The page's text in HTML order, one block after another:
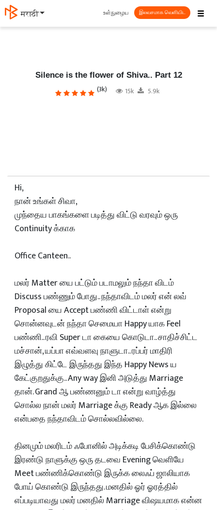
मराठी ☰
உள்நுழைய இலவசமாக வெளியிட
Silence is the flower of Shiva.. Part 12
(3k) 15k 5.9k
Hi,
நான் உங்கள் சிவா,
முந்தைய பாகங்களை படித்து விட்டு வரவும் ஒரு
Continuity க்காக
Office Canteen..
மலர் Matter யை பட்டும் படாமலும் நந்தா விடம்
Discuss பண்ணும் போது.. நந்தாவிடம் மலர் என் லவ்
Proposal யை Accept பண்ணி விட்டாள் என்று
சொன்னவுடன் நந்தா செமையா Happy யாக Feel
பண்ணி.. ரவி Super டா கையை கொடுடா.. சாதிச்சிட்ட
மச்சான், யப்பா எவ்வளவு நாளுடா.. ரப்பர் மாதிரி
இழுத்து கிட்டே இருந்தது இந்த Happy News ய
கேட்குறதுக்கு.. Any way இனி அடுத்து Marriage
தான். Grand ஆ பண்ணனும் டா என்று வாழ்த்து
சொல்ல நான் மலர் Marriage க்கு Ready ஆக இல்லை
என்பதை நந்தாவிடம் சொல்லவில்லை.
தினமும் மலரிடம் ஃபோனில் அடிக்கடி பேசிக்கொண்டு
இரண்டு நாளுக்கு ஒரு தடவை Evening வெளியே
Meet பண்ணிக்கொண்டு இருக்க லைஃப் ஜாலியாக
போய் கொண்டு இருந்தது. மனதில் ஓர் ஓரத்தில்
எப்படியாவது மலர் மனதில் Marriage விஷயமாக என்ன